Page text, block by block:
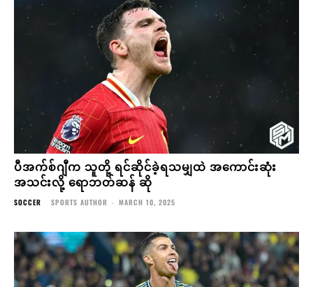
ပီအက်စ်ဂျီက သူတို့ ရင်ဆိုင်ခဲ့ရသမျှထဲ အကောင်းဆုံး
အသင်းလို့ ရောဘတ်ဆန် ဆို
SOCCER SPORTS AUTHOR - MARCH 10, 2025